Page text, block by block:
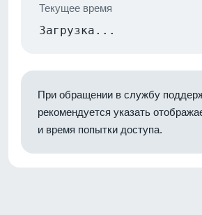
Текущее время
Загрузка...
При обращении в службу
рекомендуется указать
и время попытки доступа.